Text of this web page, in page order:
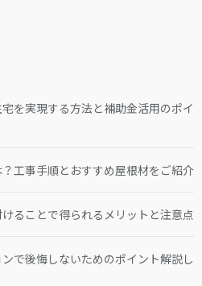
を実現する方法と補助金活用のポイ
工事手順とおすすめ屋根材をご紹介
ることで得られるメリットと注意点
で後悔しないためのポイント解説し